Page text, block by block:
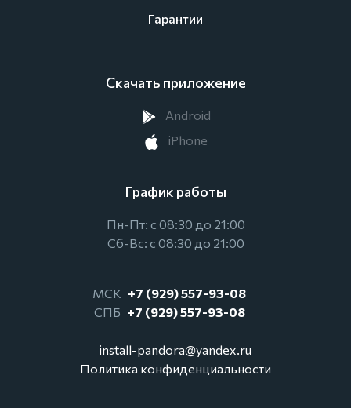
Гарантии
Скачать приложение
Android
iPhone
График работы
Пн-Пт: с 08:30 до 21:00
Сб-Вс: с 08:30 до 21:00
МСК +7 (929) 557-93-08
СПБ +7 (929) 557-93-08
install-pandora@yandex.ru
Политика конфиденциальности